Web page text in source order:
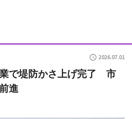
2026.07.01
で堤防かさ上げ完了 市
進